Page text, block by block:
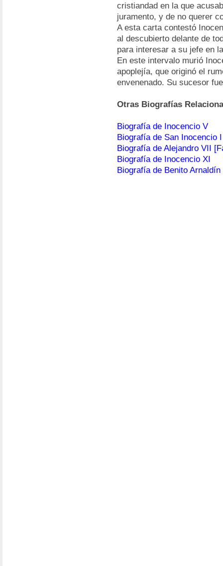
cristiandad en la que
juramento, y de no querer
A esta carta contestó
al descubierto delante de
para interesar a su jefe en
En este intervalo murió
apoplejía, que originó el
envenenado. Su sucesor
Otras Biografías
Biografía de Inocencio V
Biografía de San Inocencio I
Biografía de Alejandro VII
Biografía de Inocencio XI
Biografía de Benito Arnaldín